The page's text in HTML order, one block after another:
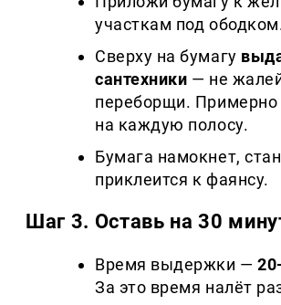
участкам под
Сверху на бумагу
сантехники — не
переборщи. Примерно
на каждую полосу.
Бумага намокнет,
приклеится к фаянсу.
Шаг 3. Оставь на 30
Время выдержки —
За это время налёт